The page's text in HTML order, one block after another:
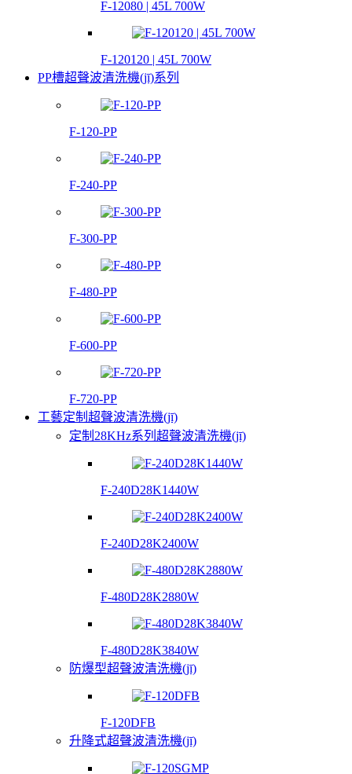
F-12080 | 45L 700W
F-120120 | 45L 700W
PP槽超聲波清洗機(jī)系列
F-120-PP
F-240-PP
F-300-PP
F-480-PP
F-600-PP
F-720-PP
工藝定制超聲波清洗機(jī)
定制28KHz系列超聲波清洗機(jī)
F-240D28K1440W
F-240D28K2400W
F-480D28K2880W
F-480D28K3840W
防爆型超聲波清洗機(jī)
F-120DFB
升降式超聲波清洗機(jī)